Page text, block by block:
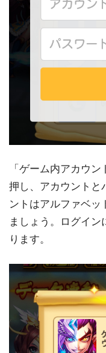
「ゲーム内アカウ
押し、アカウントと
ントはアルファベッ
ましょう。ログイ
ります。